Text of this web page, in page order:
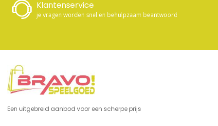
Klantenservice
je vragen worden snel en behulpzaam beantwoord
Een uitgebreid aanbod voor een scherpe prijs